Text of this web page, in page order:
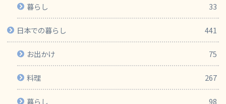
暮らし 33
日本での暮らし 441
お出かけ 75
料理 267
暮らし 98